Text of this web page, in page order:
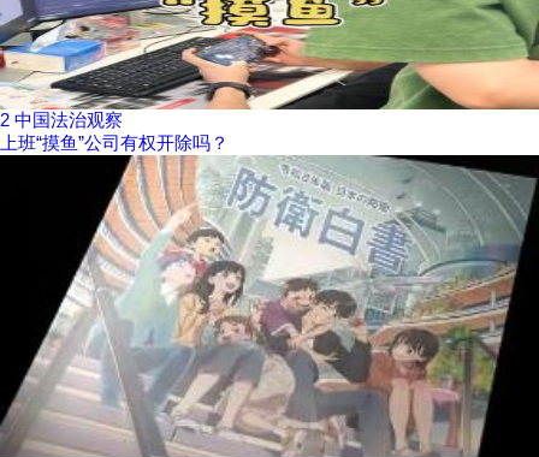
2 中国法治观察
上班“摸鱼”公司有权开除吗？